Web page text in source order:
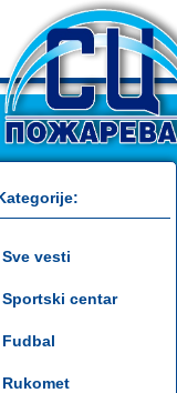
Sve vesti
Sportski centar
Fudbal
Rukomet